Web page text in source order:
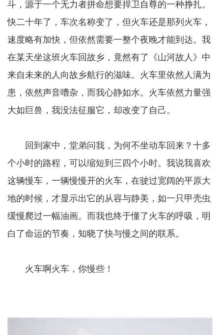
斗，源于一个无力者拼命想要捍卫自尊的一种挣扎。
快二十年了，车次名称变了，但火车还是那列火车，
速度略有加快，但依然需要一整个夜晚才能到达。我
在某天坐这班火车回故乡，竟然有了《山河故人》中
来自未来的人向故乡航行的滋味。火车里依然人满为
患，依然声音嘈杂，而我心静如水。火车依然力量强
大如巨兽，我没法征服它，却改变了自己。
回到家中，堂弟问我，为何不坐动车回来？十多
个小时的路程，可以缩短到三四个小时。我说我喜欢
这辆慢车，一辆慢慢开的火车，在驶过宽阔的平原大
地的时候，才显示出它的从容与静美，如一只甲壳虫
缓慢爬过一幅油画。而我也终于懂了火车的呼吸，明
白了命运的节奏，知晓了快与慢之间的联系。
火车啊火车，你慢些！